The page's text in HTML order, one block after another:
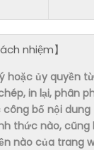
nhiệm】
hoặc ủy quyền
in lại, phân
công bố nội
thức nào,
nào của trang